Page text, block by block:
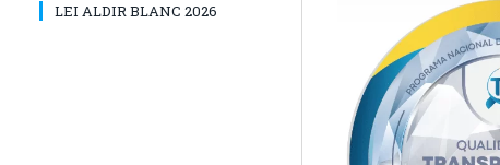
LEI ALDIR BLANC 2026